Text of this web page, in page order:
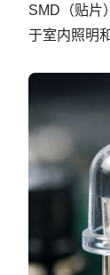
SMD（贴片
于室内照明